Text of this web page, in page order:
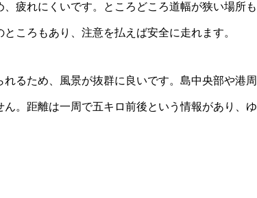
疲れにくいです。ところどころ道幅が狭い場所も
ころもあり、注意を払えば安全に走れます。
るため、風景が抜群に良いです。島中央部や港周
。距離は一周で五キロ前後という情報があり、ゆ